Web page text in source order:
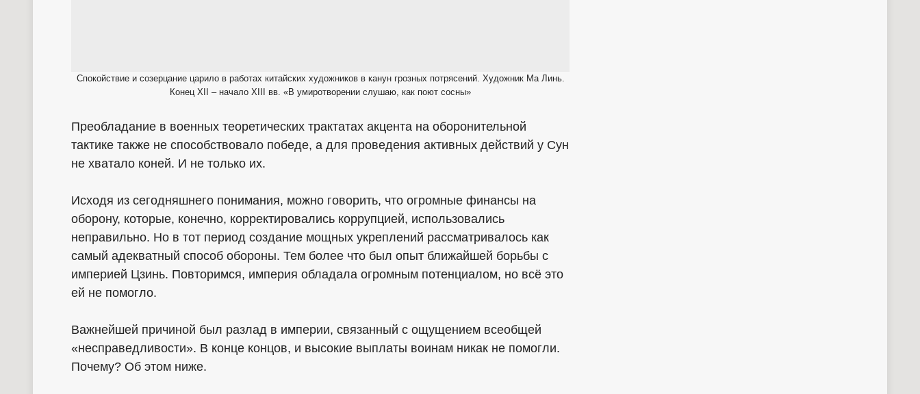
Спокойствие и созерцание царило в работах китайских художников в канун грозных потрясений. Художник Ма Линь.
Конец XII – начало XIII вв. «В умиротворении слушаю, как поют сосны»
Преобладание в военных теоретических трактатах акцента на оборонительной
тактике также не способствовало победе, а для проведения активных действий у Сун
не хватало коней. И не только их.
Исходя из сегодняшнего понимания, можно говорить, что огромные финансы на
оборону, которые, конечно, корректировались коррупцией, использовались
неправильно. Но в тот период создание мощных укреплений рассматривалось как
самый адекватный способ обороны. Тем более что был опыт ближайшей борьбы с
империей Цзинь. Повторимся, империя обладала огромным потенциалом, но всё это
ей не помогло.
Важнейшей причиной был разлад в империи, связанный с ощущением всеобщей
«несправедливости». В конце концов, и высокие выплаты воинам никак не помогли.
Почему? Об этом ниже.